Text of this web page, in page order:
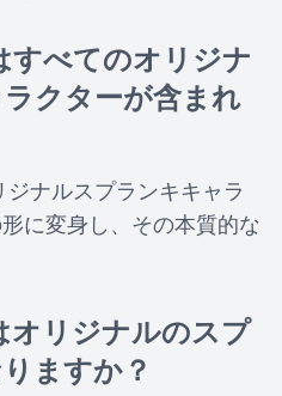
すべてのオリジナ
クターが含まれ
ナルスプランキキャラ
に変身し、その本質的な
オリジナルのスプ
ますか？